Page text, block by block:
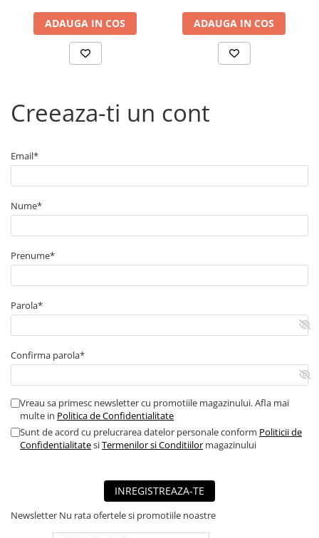
Amortizor capota
Amortizor portbagaj/hayon
Pivot suspensie
► Accesorii auto
■ Tavite auto portbagaj
■ Accesorii auto interior
■ Accesorii auto exterior
■ Intretinere auto
■ Electrice auto
■ Siguranta auto
■ Truse si scule de mana
■ Capace roti
■ Stergatoare auto
■ Consumabile service
■ Echipamente de ridicare
■ Produse sezoniere
ADAUGA IN COS ADAUGA IN COS
Creeaza-ti un cont
Email*
Nume*
Prenume*
Parola*
Confirma parola*
Vreau sa primesc newsletter cu promotiile magazinului. Afla mai
multe in Politica de Confidentialitate
Sunt de acord cu prelucrarea datelor personale conform Politicii de
ConfidentialitatesiTermenilor si Conditiilor magazinului
INREGISTREAZA-TE
Newsletter Nu rata ofertele si promotiile noastre